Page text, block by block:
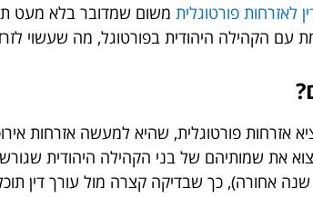
לאזרחות פורטוגלית משום שמדובר בלא מעט
עם הקהילה היהודית בפורטוגל, מה שעשוי
אזרחות פורטוגלית, שהיא למעשה
את שמותיהם של בני הקהילה היהודית